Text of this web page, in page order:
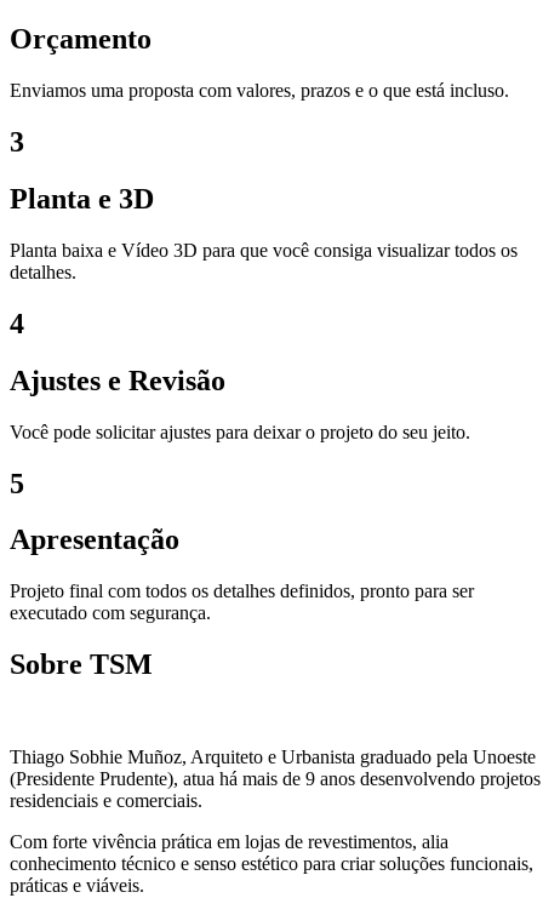
Orçamento
Enviamos uma proposta com valores, prazos e o que está incluso.
3
Planta e 3D
Planta baixa e Vídeo 3D para que você consiga visualizar todos os
detalhes.
4
Ajustes e Revisão
Você pode solicitar ajustes para deixar o projeto do seu jeito.
5
Apresentação
Projeto final com todos os detalhes definidos, pronto para ser
executado com segurança.
Sobre TSM
Thiago Sobhie Muñoz, Arquiteto e Urbanista graduado pela Unoeste
(Presidente Prudente), atua há mais de 9 anos desenvolvendo projetos
residenciais e comerciais.
Com forte vivência prática em lojas de revestimentos, alia
conhecimento técnico e senso estético para criar soluções funcionais,
práticas e viáveis.